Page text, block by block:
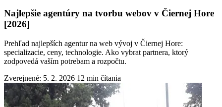
Najlepšie agentúry na tvorbu webov v Čiernej Hore
[2026]
Prehľad najlepších agentur na web vývoj v Čiernej Hore:
specializacie, ceny, technologie. Ako vybrat partnera, ktorý
zodpovedá vaším potrebam a rozpočtu.
Zverejnené: 5. 2. 2026 12 min čítania